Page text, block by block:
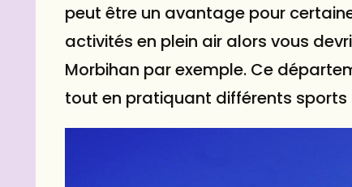
peut être un avantage pour
activités en plein air alors vous
Morbihan par exemple. Ce
tout en pratiquant différents sports